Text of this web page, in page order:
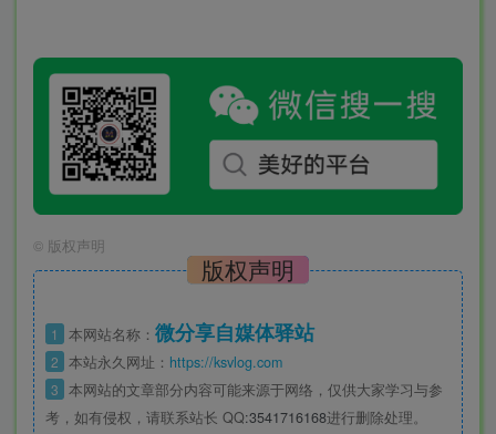
© 版权声明
版权声明
1 本网站名称： 微分享自媒体驿站
2 本站永久网址： https://ksvlog.com
3 本网站的文章部分内容可能来源于网络，仅供大家学习与参
考，如有侵权，请联系站长 QQ:3541716168进行删除处理。